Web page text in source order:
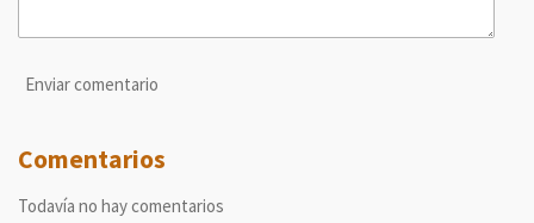
Enviar comentario
Comentarios
Todavía no hay comentarios